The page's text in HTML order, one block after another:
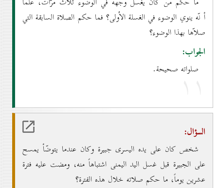
أ نّه ينوي الوضوء في الغسلة الاُولى؟ فما حكم الصلاة السابقة التي
صلاّها بهذا الوضوء؟
الجواب:
صلواته صحيحة.
۱۱
السؤال:
شخص كان على يده اليسرى جبيرة وكان عندما يتوضّأ يمسح
على الجبيرة قبل غسل اليد اليمنى اشتباهاً منه، ومضت عليه فترة
عشرين يوماً، ما حكم صلاته خلال هذه الفترة؟